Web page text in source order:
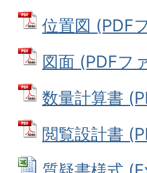
位置図 (PDF
図面 (PDFフ
数量計算書
閲覧設計書